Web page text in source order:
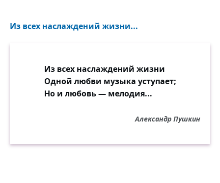
Из всех наслаждений жизни...
Из всех наслаждений жизни
Одной любви музыка уступает;
Но и любовь — мелодия...
Александр Пушкин